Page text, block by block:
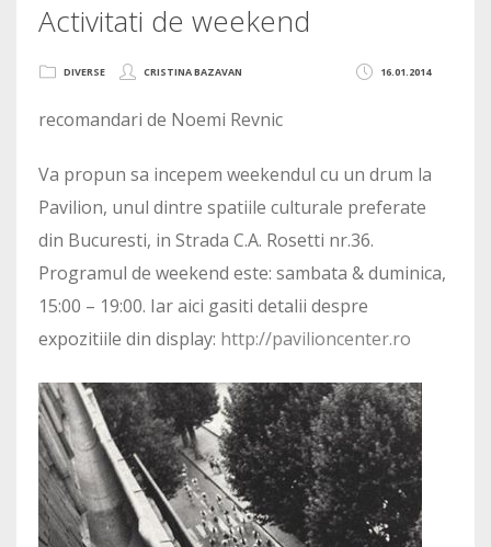
Activitati de weekend
16.01.2014
DIVERSE CRISTINA BAZAVAN
recomandari de Noemi Revnic
Va propun sa incepem weekendul cu un drum la
Pavilion, unul dintre spatiile culturale preferate
din Bucuresti, in Strada C.A. Rosetti nr.36.
Programul de weekend este: sambata & duminica,
15:00 – 19:00. Iar aici gasiti detalii despre
expozitiile din display: http://pavilioncenter.ro